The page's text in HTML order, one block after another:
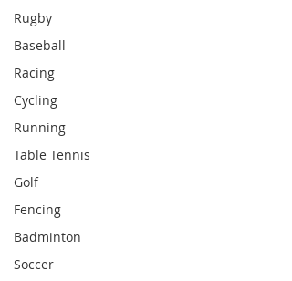
Rugby
Baseball
Racing
Cycling
Running
Table Tennis
Golf
Fencing
Badminton
Soccer